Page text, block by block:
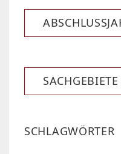
SACHGEBIETE
SCHLAGWÖRTER